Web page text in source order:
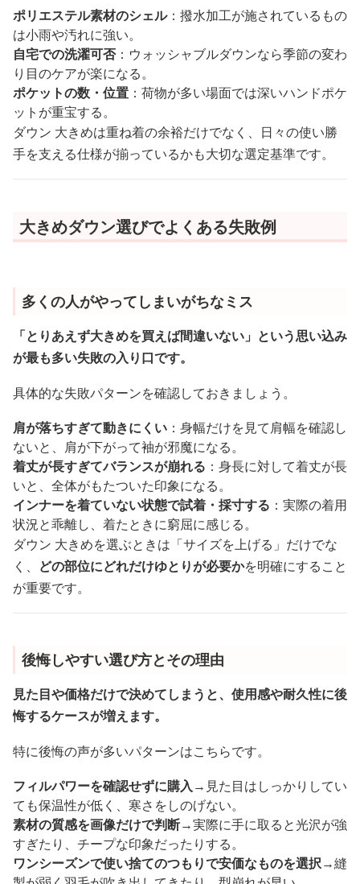
ポリエステル素材のシェル：撥水加工が施されているもの
は小雨や汚れに強い。
自宅での洗濯可否：ウォッシャブルダウンなら季節の変わ
り目のケアが楽になる。
ポケットの数・位置 ：荷物が多い場面では深いハンドポケ
ットが重宝する。
ダウン 大きめは重ね着の余裕だけでなく、日々の使い勝
手を支える仕様が揃っているかも大切な選定基準です。
大きめダウン選びでよくある失敗例
多くの人がやってしまいがちなミス
「とりあえず大きめを買えば間違いない」という思い込み
が最も多い失敗の入り口です。
具体的な失敗パターンを確認しておきましょう。
肩が落ちすぎて動きにくい ：身幅だけを見て肩幅を確認し
ないと、肩が下がって袖が邪魔になる。
着丈が長すぎてバランスが崩れる ：身長に対して着丈が長
いと、全体がもたついた印象になる。
インナーを着ていない状態で試着・採寸する ：実際の着用
状況と乖離し、着たときに窮屈に感じる。
ダウン 大きめを選ぶときは「サイズを上げる」だけでな
く、 どの部位にどれだけゆとりが必要かを明確にすること
が重要です。
後悔しやすい選び方とその理由
見た目や価格だけで決めてしまうと、使用感や耐久性に後
悔するケースが増えます。
特に後悔の声が多いパターンはこちらです。
フィルパワーを確認せずに購入→見た目はしっかりしてい
ても保温性が低く、寒さをしのげない。
素材の質感を画像だけで判断→実際に手に取ると光沢が強
すぎたり、チープな印象だったりする。
ワンシーズンで使い捨てのつもりで安価なものを選択→縫